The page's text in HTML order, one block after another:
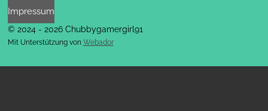
Impressum
© 2024 - 2026 Chubbygamergirl91
Mit Unterstützung von Webador